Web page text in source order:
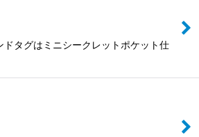
タグはミニシークレットポケット仕